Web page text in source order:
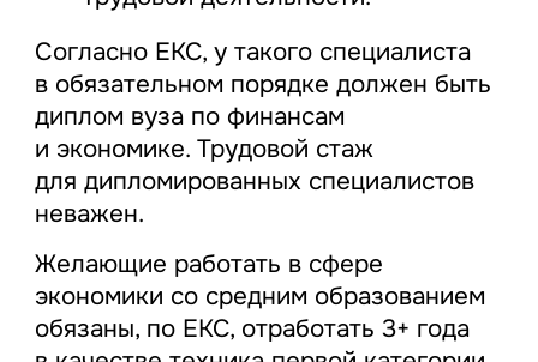
Согласно ЕКС, у такого специалиста
в обязательном порядке должен быть
диплом вуза по финансам
и экономике. Трудовой стаж
для дипломированных специалистов
неважен.
Желающие работать в сфере
экономики со средним образованием
обязаны, по ЕКС, отработать 3+ года